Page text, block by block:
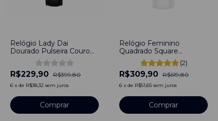
Relógio Lady Dai
Dourado Pulseira Couro
R$229,90 R$399,80
6 x de R$38,32 sem juros
Comprar
Relógio Feminino
Quadrado Square
Minimalista Sunnyvale
Pulseira de Couro 40mm
Aço Inoxidável
(2)
R$309,90 R$619,80
6 x de R$51,65 sem juros
Comprar